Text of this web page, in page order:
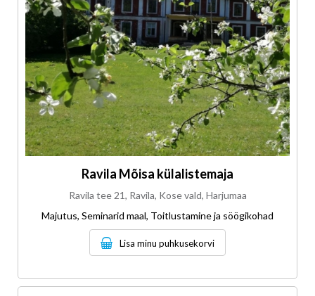
Ravila Mõisa külalistemaja
Ravila tee 21, Ravila, Kose vald, Harjumaa
Majutus, Seminarid maal, Toitlustamine ja söögikohad
Lisa minu puhkusekorvi